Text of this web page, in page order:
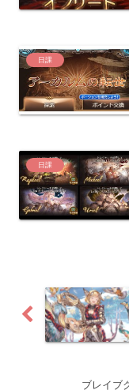
日課
日課
ブレイブ